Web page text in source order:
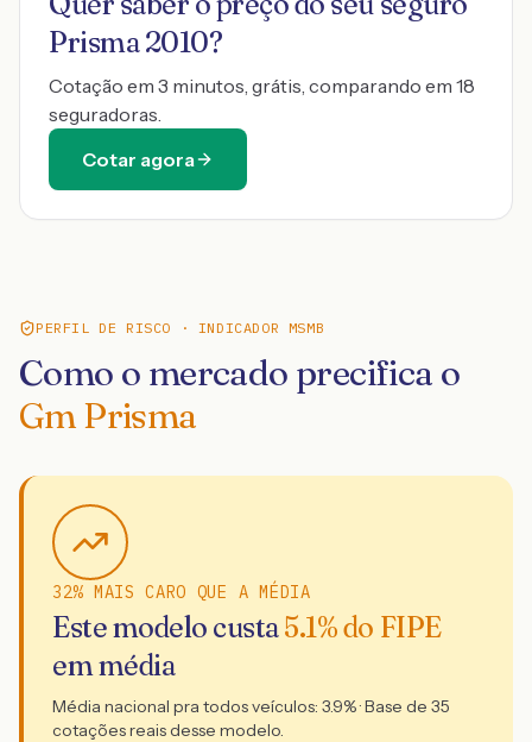
Prisma 2010?
Cotação em 3 minutos, grátis, comparando em 18
seguradoras.
Cotar agora
PERFIL DE RISCO · INDICADOR MSMB
Como o mercado precifica o
Gm Prisma
32% MAIS CARO QUE A MÉDIA
Este modelo custa5.1% do FIPE
em média
Média nacional pra todos veículos: 3.9% · Base de 35
cotações reais desse modelo.